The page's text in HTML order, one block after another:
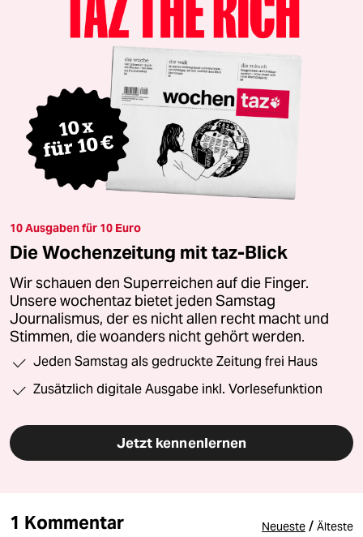
10 Ausgaben für 10 Euro
Die Wochenzeitung mit taz-Blick
Wir schauen den Superreichen auf die Finger.
Unsere wochentaz bietet jeden Samstag
Journalismus, der es nicht allen recht macht und
Stimmen, die woanders nicht gehört werden.
Jeden Samstag als gedruckte Zeitung frei Haus
Zusätzlich digitale Ausgabe inkl. Vorlesefunktion
Jetzt kennenlernen
1 Kommentar Neueste / Älteste